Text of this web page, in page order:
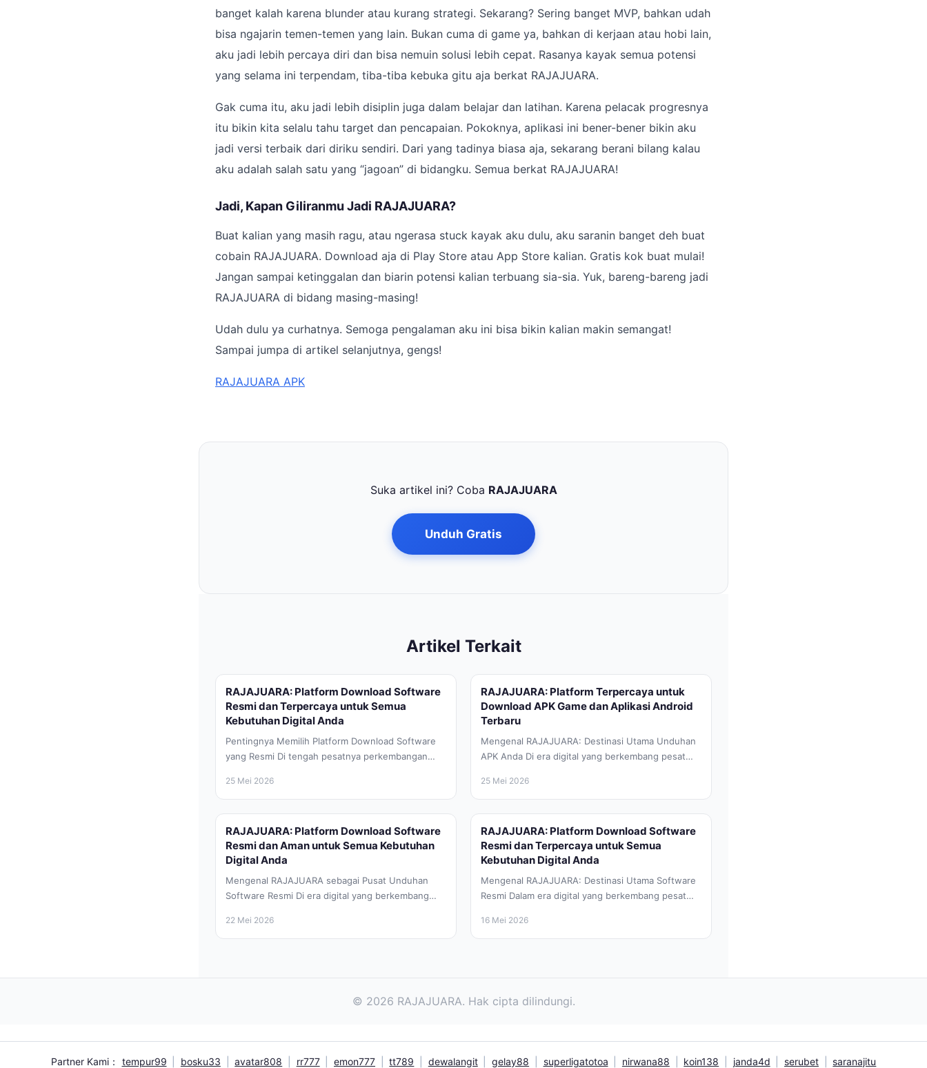
banget kalah karena blunder atau kurang strategi. Sekarang? Sering banget MVP, bahkan udah
bisa ngajarin temen-temen yang lain. Bukan cuma di game ya, bahkan di kerjaan atau hobi lain,
aku jadi lebih percaya diri dan bisa nemuin solusi lebih cepat. Rasanya kayak semua potensi
yang selama ini terpendam, tiba-tiba kebuka gitu aja berkat RAJAJUARA.
Gak cuma itu, aku jadi lebih disiplin juga dalam belajar dan latihan. Karena pelacak progresnya
itu bikin kita selalu tahu target dan pencapaian. Pokoknya, aplikasi ini bener-bener bikin aku
jadi versi terbaik dari diriku sendiri. Dari yang tadinya biasa aja, sekarang berani bilang kalau
aku adalah salah satu yang “jagoan” di bidangku. Semua berkat RAJAJUARA!
Jadi, Kapan Giliranmu Jadi RAJAJUARA?
Buat kalian yang masih ragu, atau ngerasa stuck kayak aku dulu, aku saranin banget deh buat
cobain RAJAJUARA. Download aja di Play Store atau App Store kalian. Gratis kok buat mulai!
Jangan sampai ketinggalan dan biarin potensi kalian terbuang sia-sia. Yuk, bareng-bareng jadi
RAJAJUARA di bidang masing-masing!
Udah dulu ya curhatnya. Semoga pengalaman aku ini bisa bikin kalian makin semangat!
Sampai jumpa di artikel selanjutnya, gengs!
RAJAJUARA APK
Suka artikel ini? Coba RAJAJUARA
Unduh Gratis
Artikel Terkait
RAJAJUARA: Platform Download Software
Resmi dan Terpercaya untuk Semua
Kebutuhan Digital Anda
Pentingnya Memilih Platform Download Software
yang Resmi Di tengah pesatnya perkembangan
lunak atau software yang...
25 Mei 2026
RAJAJUARA: Platform Terpercaya untuk
Download APK Game dan Aplikasi Android
Terbaru
Mengenal RAJAJUARA: Destinasi Utama Unduhan
APK Anda Di era digital yang berkembang pesat
25 Mei 2026
RAJAJUARA: Platform Download Software
Resmi dan Aman untuk Semua Kebutuhan
Digital Anda
Mengenal RAJAJUARA sebagai Pusat Unduhan
Software Resmi Di era digital yang berkembang
lunak atau...
22 Mei 2026
RAJAJUARA: Platform Download Software
Resmi dan Terpercaya untuk Semua
Kebutuhan Digital Anda
Mengenal RAJAJUARA: Destinasi Utama Software
Resmi Dalam era digital yang berkembang pesat
perangkat lunak...
16 Mei 2026
© 2026 RAJAJUARA. Hak cipta dilindungi.
Partner Kami： tempur99 bosku33 avatar808 rr777 emon777 tt789 dewalangit gelay88 superligatotoa nirwana88 koin138 janda4d serubet saranajitu